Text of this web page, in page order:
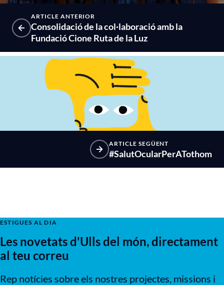
ARTICLE ANTERIOR
Consolidació de la col·laboració amb la
Fundació Cione Ruta de la Luz
ARTICLE SEGÜENT
#SalutOcularPerATothom
ESTIGUES AL DIA
Les novetats d'Ulls del món, directament
al teu correu
Rep notícies sobre els nostres projectes, missions i